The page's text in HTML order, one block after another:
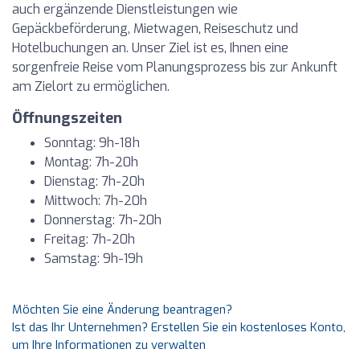
auch ergänzende Dienstleistungen wie
Gepäckbeförderung, Mietwagen, Reiseschutz und
Hotelbuchungen an. Unser Ziel ist es, Ihnen eine
sorgenfreie Reise vom Planungsprozess bis zur Ankunft
am Zielort zu ermöglichen.
Öffnungszeiten
Sonntag: 9h-18h
Montag: 7h-20h
Dienstag: 7h-20h
Mittwoch: 7h-20h
Donnerstag: 7h-20h
Freitag: 7h-20h
Samstag: 9h-19h
Möchten Sie eine Änderung beantragen?
Ist das Ihr Unternehmen? Erstellen Sie ein kostenloses Konto,
um Ihre Informationen zu verwalten